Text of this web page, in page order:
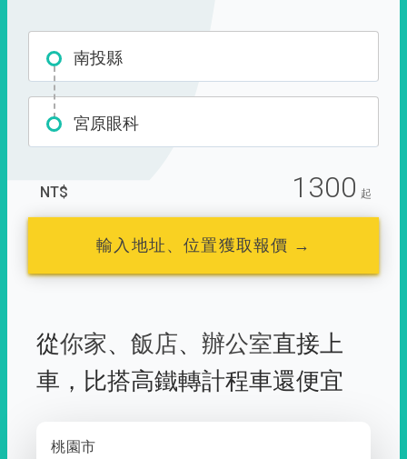
南投縣
宮原眼科
NT$ 1300 起
輸入地址、位置獲取報價 →
從你家、 飯店、 辦公室直接上
車， 比搭高鐵轉計程車還便宜
桃園市